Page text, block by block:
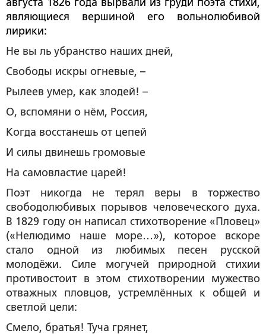
являющиеся вершиной его вольнолюбивой
лирики:
Не вы ль убранство наших дней,
Свободы искры огневые, –
Рылеев умер, как злодей! –
О, вспомяни о нём, Россия,
Когда восстанешь от цепей
И силы двинешь громовые
На самовластие царей!
Поэт никогда не терял веры в торжество
свободолюбивых порывов человеческого духа.
В 1829 году он написал стихотворение «Пловец»
(«Нелюдимо наше море…»), которое вскоре
стало одной из любимых песен русской
молодёжи. Силе могучей природной стихии
противостоит в этом стихотворении мужество
отважных пловцов, устремлённых к общей и
светлой цели:
Смело, братья! Туча грянет,